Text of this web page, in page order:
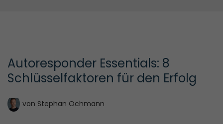
Autoresponder Essentials: 8
Schlüsselfaktoren für den Erfolg
von Stephan Ochmann